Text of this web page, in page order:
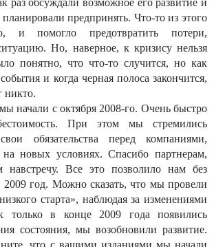
раз обсуждали возможное его развитие и
предпринять. Что-то из этого
и помогло предотвратить потери,
Но, наверное, к кризису нельзя
понятно, что что-то случится, но как
и когда черная полоса закончится,
никто.
начали с октября 2008-го. Очень быстро
При этом мы стремились
обязательства перед компаниями,
на новых условиях. Спасибо партнерам,
Все это позволило нам без
2009 год. Можно сказать, что мы провели
старта», наблюдая за изменениями
в конце 2009 года появились
состояния, мы возобновили развитие.
что с вашими изданиями мы начали